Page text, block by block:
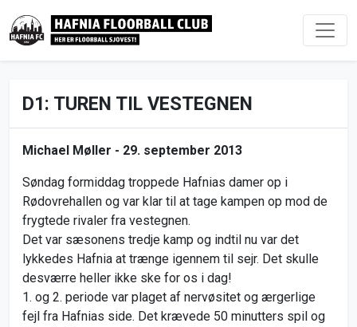
D1: TUREN TIL VESTEGNEN
Michael Møller - 29. september 2013
Søndag formiddag troppede Hafnias damer op i
Rødovrehallen og var klar til at tage kampen op mod de
frygtede rivaler fra vestegnen.
Det var sæsonens tredje kamp og indtil nu var det
lykkedes Hafnia at trænge igennem til sejr. Det skulle
desværre heller ikke ske for os i dag!
1. og 2. periode var plaget af nervøsitet og ærgerlige
fejl fra Hafnias side. Det krævede 50 minutters spil og